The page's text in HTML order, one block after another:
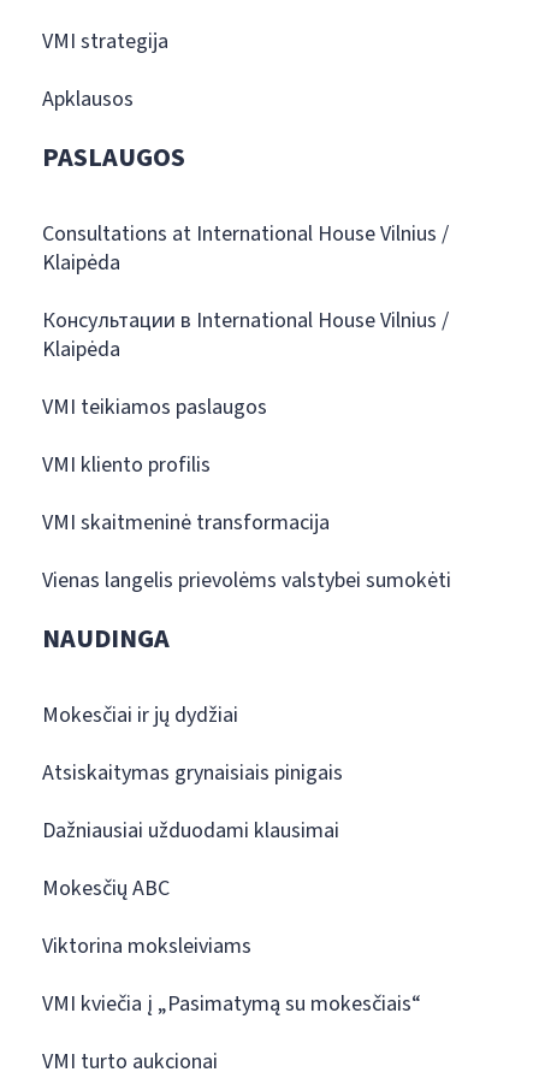
VMI strategija
Apklausos
PASLAUGOS
Consultations at International House Vilnius /
Klaipėda
Консультации в International House Vilnius /
Klaipėda
VMI teikiamos paslaugos
VMI kliento profilis
VMI skaitmeninė transformacija
Vienas langelis prievolėms valstybei sumokėti
NAUDINGA
Mokesčiai ir jų dydžiai
Atsiskaitymas grynaisiais pinigais
Dažniausiai užduodami klausimai
Mokesčių ABC
Viktorina moksleiviams
VMI kviečia į „Pasimatymą su mokesčiais“
VMI turto aukcionai